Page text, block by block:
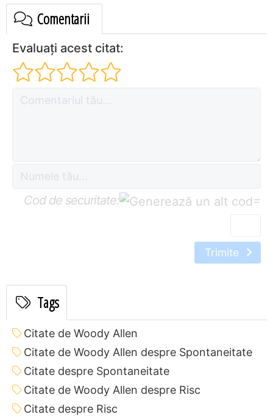
Comentarii
Evaluați acest citat:
Cod de securitate: =
Trimite
Tags
Citate de Woody Allen
Citate de Woody Allen despre Spontaneitate
Citate despre Spontaneitate
Citate de Woody Allen despre Risc
Citate despre Risc